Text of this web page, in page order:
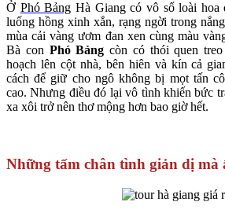
Ở Phó Bảng Hà Giangcó vô số loài hoa
luống hồng xinh xắn, rạng ngời trong
mùa cải vàng ươm đan xen cùng màu
Bà con Phó Bảng còn có thói quen
hoạch lên cột nhà, bên hiên và kín cả
cách để giữ cho ngô không bị mọt tấn
cao. Nhưng điều đó lại vô tình khiến bức
xa xôi trở nên thơ mộng hơn bao giờ hết.
Những tấm chân tình giản dị mà